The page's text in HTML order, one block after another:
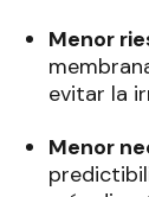
Menor
evitar la
Menor